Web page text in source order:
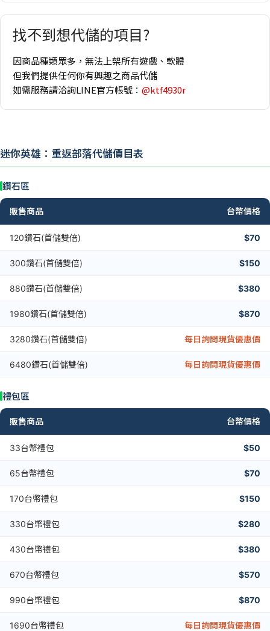
找不到想代儲的項目?
因商品種類眾多，無法上架所有遊戲、軟體
但我們提供任何你有興趣之商品代儲
如需服務請洽詢LINE官方帳號： @ktf4930r
迷你英雄：重返部落代儲價目表
鑽石區
販售商品 台幣價格
120鑽石(首儲雙倍) $70
300鑽石(首儲雙倍) $150
880鑽石(首儲雙倍) $380
1980鑽石(首儲雙倍) $870
3280鑽石(首儲雙倍) 每日詢問現貨優惠價
6480鑽石(首儲雙倍) 每日詢問現貨優惠價
禮包區
販售商品 台幣價格
33台幣禮包 $50
65台幣禮包 $70
170台幣禮包 $150
330台幣禮包 $280
430台幣禮包 $380
670台幣禮包 $570
990台幣禮包 $870
1690台幣禮包 每日詢問現貨優惠價